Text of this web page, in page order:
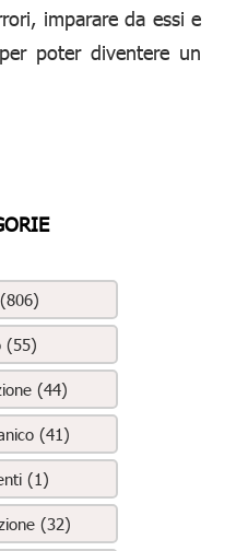
imparare da essi e
poter diventere un
(55)
(44)
(41)
(1)
(32)